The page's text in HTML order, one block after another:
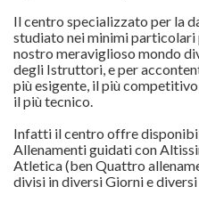
Il centro specializzato per la
studiato nei minimi particolari
nostro meraviglioso mondo
degli Istruttori, e per
più esigente, il più
il più tecnico.
Infatti il centro offre
Allenamenti guidati con
Atletica (ben Quattro
divisi in diversi Giorni e